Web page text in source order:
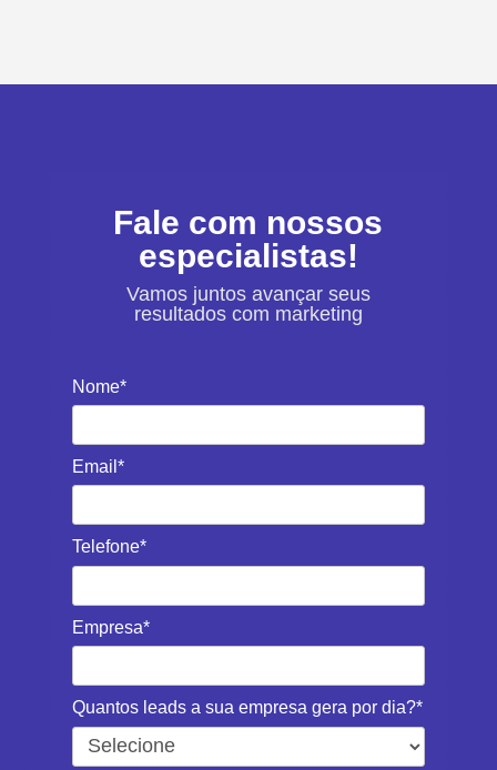
Fale com nossos
especialistas!
Vamos juntos avançar seus
resultados com marketing
Nome*
Email*
Telefone*
Empresa*
Quantos leads a sua empresa gera por dia?*